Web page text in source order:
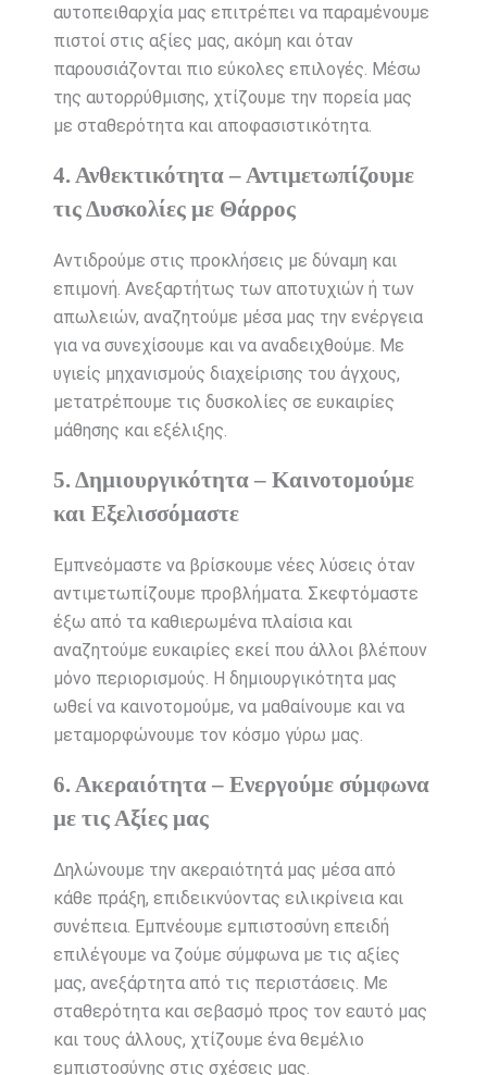
αυτοπειθαρχία μας επιτρέπει να παραμένουμε
πιστοί στις αξίες μας, ακόμη και όταν
παρουσιάζονται πιο εύκολες επιλογές. Μέσω
της αυτορρύθμισης, χτίζουμε την πορεία μας
με σταθερότητα και αποφασιστικότητα.
4. Ανθεκτικότητα – Αντιμετωπίζουμε
τις Δυσκολίες με Θάρρος
Αντιδρούμε στις προκλήσεις με δύναμη και
επιμονή. Ανεξαρτήτως των αποτυχιών ή των
απωλειών, αναζητούμε μέσα μας την ενέργεια
για να συνεχίσουμε και να αναδειχθούμε. Με
υγιείς μηχανισμούς διαχείρισης του άγχους,
μετατρέπουμε τις δυσκολίες σε ευκαιρίες
μάθησης και εξέλιξης.
5. Δημιουργικότητα – Καινοτομούμε
και Εξελισσόμαστε
Εμπνεόμαστε να βρίσκουμε νέες λύσεις όταν
αντιμετωπίζουμε προβλήματα. Σκεφτόμαστε
έξω από τα καθιερωμένα πλαίσια και
αναζητούμε ευκαιρίες εκεί που άλλοι βλέπουν
μόνο περιορισμούς. Η δημιουργικότητα μας
ωθεί να καινοτομούμε, να μαθαίνουμε και να
μεταμορφώνουμε τον κόσμο γύρω μας.
6. Ακεραιότητα – Ενεργούμε σύμφωνα
με τις Αξίες μας
Δηλώνουμε την ακεραιότητά μας μέσα από
κάθε πράξη, επιδεικνύοντας ειλικρίνεια και
συνέπεια. Εμπνέουμε εμπιστοσύνη επειδή
επιλέγουμε να ζούμε σύμφωνα με τις αξίες
μας, ανεξάρτητα από τις περιστάσεις. Με
σταθερότητα και σεβασμό προς τον εαυτό μας
και τους άλλους, χτίζουμε ένα θεμέλιο
εμπιστοσύνης στις σχέσεις μας.